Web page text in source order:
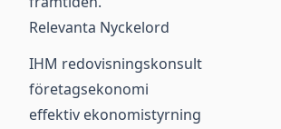
Relevanta Nyckelord
IHM redovisningskonsult
företagsekonomi
effektiv ekonomistyrning